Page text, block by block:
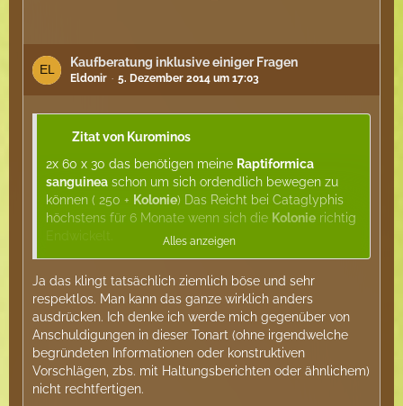
Kaufberatung inklusive einiger Fragen
Eldonir 5. Dezember 2014 um 17:03
Zitat von Kurominos
2x 60 x 30 das benötigen meine Raptiformica
sanguinea schon um sich ordendlich bewegen zu
können ( 250 + Kolonie) Das Reicht bei Cataglyphis
höchstens für 6 Monate wenn sich die Kolonie richtig
Endwickelt.
gesehen oder ? denn sonst wüsstet du was wir damit
meinen wenn wir sagen dieAmeisen wollen Laufen.
Für mich klingt das Zurzeit so : Ich will die Ameisen
haben egal ob es ihnen endefeckt gut geht und da
meine Freundin die auch mag ist es entschieden
fertig aus.
Alles anzeigen
Ja das klingt tatsächlich ziemlich böse und sehr
respektlos. Man kann das ganze wirklich anders
ausdrücken. Ich denke ich werde mich gegenüber von
Anschuldigungen in dieser Tonart (ohne irgendwelche
begründeten Informationen oder konstruktiven
Vorschlägen, zbs. mit Haltungsberichten oder ähnlichem)
nicht rechtfertigen.